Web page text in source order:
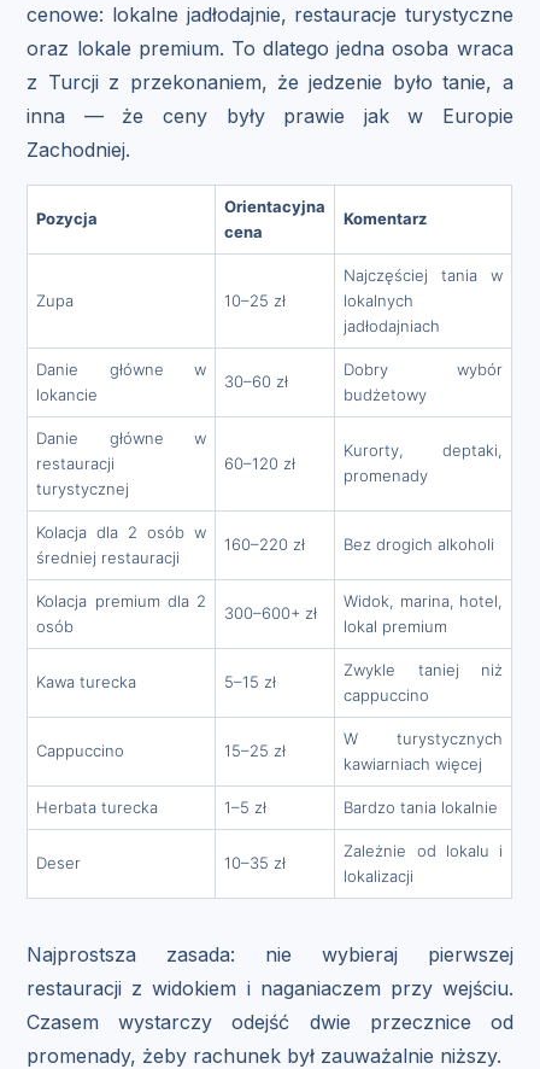
cenowe: lokalne jadłodajnie, restauracje turystyczne
oraz lokale premium. To dlatego jedna osoba wraca
z Turcji z przekonaniem, że jedzenie było tanie, a
inna — że ceny były prawie jak w Europie
Zachodniej.
Pozycja
Orientacyjna
cena
Komentarz
Zupa 10–25 zł
Najczęściej tania w
lokalnych
jadłodajniach
Danie główne w
lokancie
30–60 zł
Dobry wybór
budżetowy
Danie główne w
restauracji
turystycznej
60–120 zł
Kurorty, deptaki,
promenady
Kolacja dla 2 osób w
średniej restauracji
160–220 zł Bez drogich alkoholi
Kolacja premium dla 2
osób
300–600+ zł
Widok, marina, hotel,
lokal premium
Kawa turecka 5–15 zł
Zwykle taniej niż
cappuccino
Cappuccino 15–25 zł
W turystycznych
kawiarniach więcej
Herbata turecka 1–5 zł Bardzo tania lokalnie
Deser 10–35 zł
Zależnie od lokalu i
lokalizacji
Najprostsza zasada: nie wybieraj pierwszej
restauracji z widokiem i naganiaczem przy wejściu.
Czasem wystarczy odejść dwie przecznice od
promenady, żeby rachunek był zauważalnie niższy.